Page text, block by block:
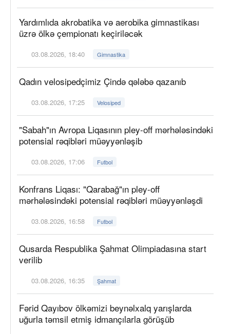
Yardımlıda akrobatika və aerobika gimnastikası
üzrə ölkə çempionatı keçiriləcək
03.08.2026, 18:40 Gimnastika
Qadın velosipedçimiz Çində qələbə qazanıb
03.08.2026, 17:25 Velosiped
"Sabah"ın Avropa Liqasının pley-off mərhələsindəki
potensial rəqibləri müəyyənləşib
03.08.2026, 17:06 Futbol
Konfrans Liqası: "Qarabağ"ın pley-off
mərhələsindəki potensial rəqibləri müəyyənləşdi
03.08.2026, 16:58 Futbol
Qusarda Respublika Şahmat Olimpiadasına start
verilib
03.08.2026, 16:35 Şahmat
Fərid Qayıbov ölkəmizi beynəlxalq yarışlarda
uğurla təmsil etmiş idmançılarla görüşüb